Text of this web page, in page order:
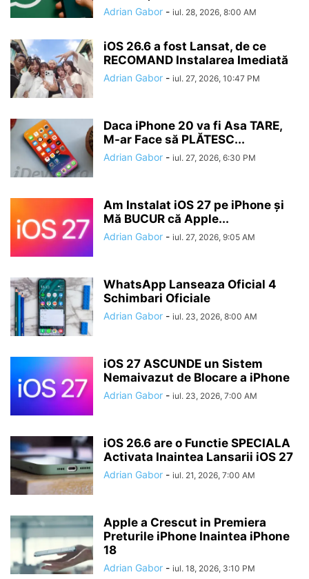
Adrian Gabor - iul. 28, 2026, 8:00 AM
iOS 26.6 a fost Lansat, de ce
RECOMAND Instalarea Imediată
Adrian Gabor - iul. 27, 2026, 10:47 PM
Daca iPhone 20 va fi Asa TARE,
M-ar Face să PLĂTESC...
Adrian Gabor - iul. 27, 2026, 6:30 PM
Am Instalat iOS 27 pe iPhone și
Mă BUCUR că Apple...
Adrian Gabor - iul. 27, 2026, 9:05 AM
WhatsApp Lanseaza Oficial 4
Schimbari Oficiale
Adrian Gabor - iul. 23, 2026, 8:00 AM
iOS 27 ASCUNDE un Sistem
Nemaivazut de Blocare a iPhone
Adrian Gabor - iul. 23, 2026, 7:00 AM
iOS 26.6 are o Functie SPECIALA
Activata Inaintea Lansarii iOS 27
Adrian Gabor - iul. 21, 2026, 7:00 AM
Apple a Crescut in Premiera
Preturile iPhone Inaintea iPhone
18
Adrian Gabor - iul. 18, 2026, 3:10 PM